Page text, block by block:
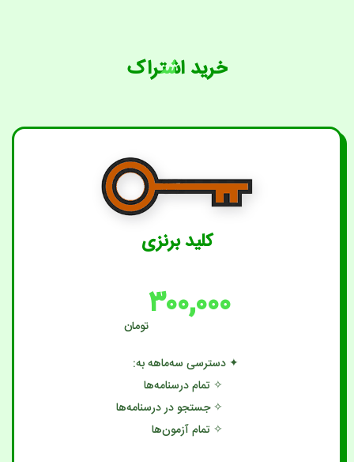
خرید اشتراک
کلید برنزی
۳۰۰,۰۰۰تومان
✦ دسترسی سه‌ماهه به:
✧ تمام درسنامه‌ها
✧ جستجو در درسنامه‌ها
✧ تمام آزمون‌ها